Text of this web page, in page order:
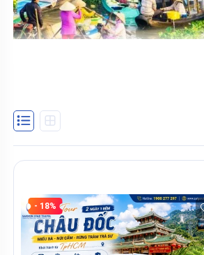
- 18%